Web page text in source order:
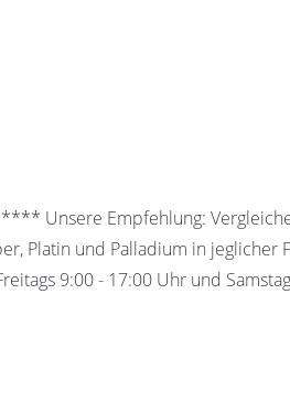
Unsere Empfehlung:
Platin und Palladium in jeglicher
9:00 - 17:00 Uhr und